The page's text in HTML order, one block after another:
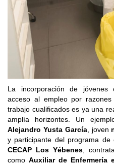
La incorporación de jóvenes
acceso al empleo por
trabajo cualificados es ya una
amplía horizontes. Un
Alejandro Yusta García, joven
y participante del programa
CECAP Los Yébenes,
como Auxiliar de Enfermería